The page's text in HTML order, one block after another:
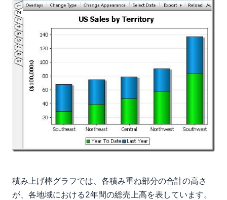
積み上げ棒グラフでは、各積み重ね部分の合計の高さ
が、各地域における2年間の総売上高を表しています。